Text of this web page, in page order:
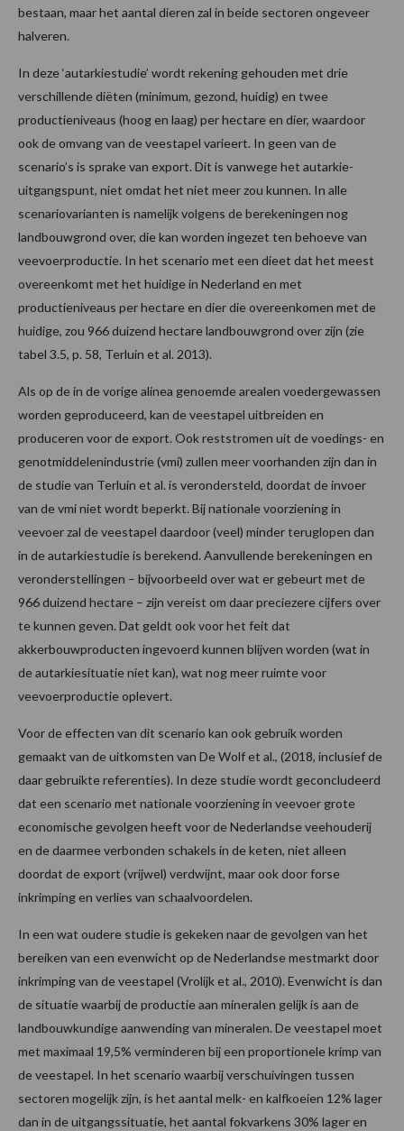
bestaan, maar het aantal dieren zal in beide sectoren ongeveer
halveren.
In deze ‘autarkiestudie’ wordt rekening gehouden met drie
verschillende diëten (minimum, gezond, huidig) en twee
productieniveaus (hoog en laag) per hectare en dier, waardoor
ook de omvang van de veestapel varieert. In geen van de
scenario’s is sprake van export. Dit is vanwege het autarkie-
uitgangspunt, niet omdat het niet meer zou kunnen. In alle
scenariovarianten is namelijk volgens de berekeningen nog
landbouwgrond over, die kan worden ingezet ten behoeve van
veevoerproductie. In het scenario met een dieet dat het meest
overeenkomt met het huidige in Nederland en met
productieniveaus per hectare en dier die overeenkomen met de
huidige, zou 966 duizend hectare landbouwgrond over zijn (zie
tabel 3.5, p. 58, Terluin et al. 2013).
Als op de in de vorige alinea genoemde arealen voedergewassen
worden geproduceerd, kan de veestapel uitbreiden en
produceren voor de export. Ook reststromen uit de voedings- en
genotmiddelenindustrie (vmi) zullen meer voorhanden zijn dan in
de studie van Terluin et al. is verondersteld, doordat de invoer
van de vmi niet wordt beperkt. Bij nationale voorziening in
veevoer zal de veestapel daardoor (veel) minder teruglopen dan
in de autarkiestudie is berekend. Aanvullende berekeningen en
veronderstellingen – bijvoorbeeld over wat er gebeurt met de
966 duizend hectare – zijn vereist om daar preciezere cijfers over
te kunnen geven. Dat geldt ook voor het feit dat
akkerbouwproducten ingevoerd kunnen blijven worden (wat in
de autarkiesituatie niet kan), wat nog meer ruimte voor
veevoerproductie oplevert.
Voor de effecten van dit scenario kan ook gebruik worden
gemaakt van de uitkomsten van De Wolf et al., (2018, inclusief de
daar gebruikte referenties). In deze studie wordt geconcludeerd
dat een scenario met nationale voorziening in veevoer grote
economische gevolgen heeft voor de Nederlandse veehouderij
en de daarmee verbonden schakels in de keten, niet alleen
doordat de export (vrijwel) verdwijnt, maar ook door forse
inkrimping en verlies van schaalvoordelen.
In een wat oudere studie is gekeken naar de gevolgen van het
bereiken van een evenwicht op de Nederlandse mestmarkt door
inkrimping van de veestapel (Vrolijk et al., 2010). Evenwicht is dan
de situatie waarbij de productie aan mineralen gelijk is aan de
landbouwkundige aanwending van mineralen. De veestapel moet
met maximaal 19,5% verminderen bij een proportionele krimp van
de veestapel. In het scenario waarbij verschuivingen tussen
sectoren mogelijk zijn, is het aantal melk- en kalfkoeien 12% lager
dan in de uitgangssituatie, het aantal fokvarkens 30% lager en